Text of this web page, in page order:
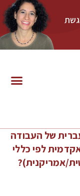
של העבודה
לפי כללי
אמריקנית)?